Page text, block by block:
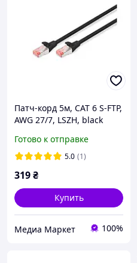
Патч-корд 5м, CAT 6 S-FTP,
AWG 27/7, LSZH, black
Готово к отправке
5.0 (1)
319₴
Купить
Медиа Маркет 100%